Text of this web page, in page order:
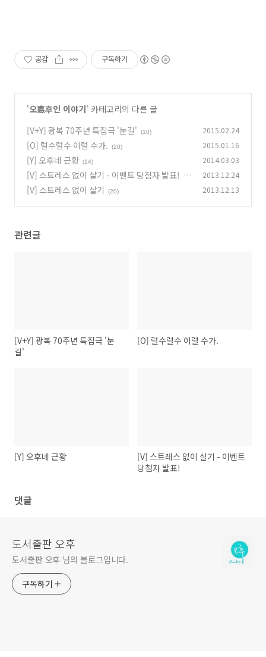
공감 구독하기
'오悳후인 이야기' 카테고리의 다른 글
[V+Y] 광복 70주년 특집극 '눈길'
(10) 2015.02.24
[O] 럴수럴수 이럴 수가. (20) 2015.01.16
[Y] 오후네 근황 (14) 2014.03.03
[V] 스트레스 없이 살기 - 이벤트 당첨자 발표!
(1
4)
2013.12.24
[V] 스트레스 없이 살기 (20) 2013.12.13
관련글
[V+Y] 광복 70주년 특집극 '눈
길'
[O] 럴수럴수 이럴 수가.
[Y] 오후네 근황
[V] 스트레스 없이 살기 - 이벤트
당첨자 발표!
댓글
도서출판 오후
도서출판 오후 님의 블로그입니다.
구독하기